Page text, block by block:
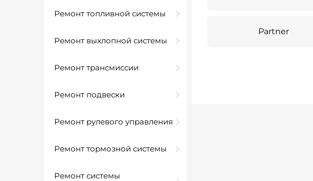
Ремонт топливной системы
Ремонт выхлопной системы
Ремонт трансмиссии
Ремонт подвески
Ремонт рулевого управления
Ремонт тормозной системы
Ремонт системы
Partner